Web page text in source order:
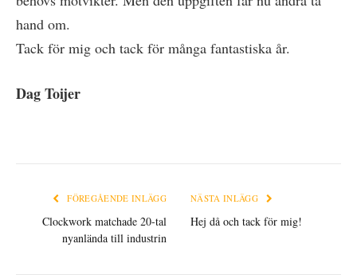
hand om.
Tack för mig och tack för många fantastiska år.
Dag Toijer
FÖREGÅENDE INLÄGG
Clockwork matchade 20-tal
nyanlända till industrin
NÄSTA INLÄGG
Hej då och tack för mig!